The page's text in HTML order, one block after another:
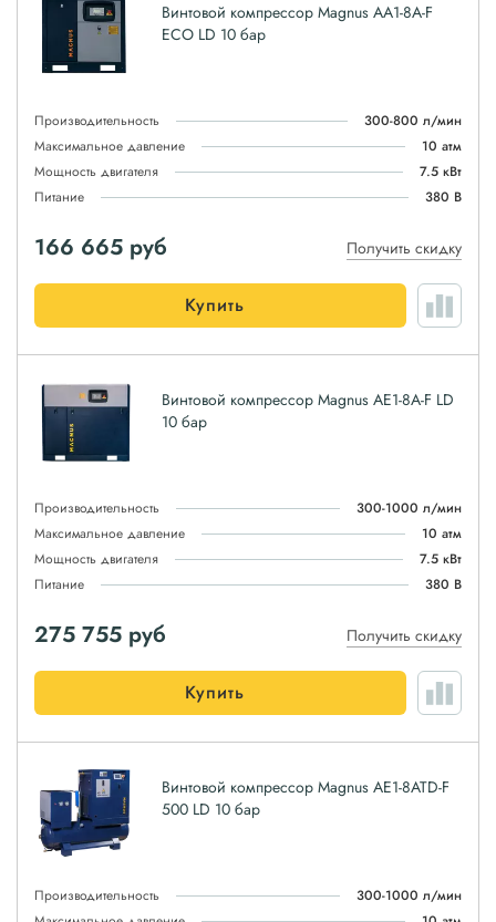
Винтовой компрессор Magnus АА1-8A-F
ЕСО LD 10 бар
Производительность
300-800 л/мин
Максимальное давление
10 атм
Мощность двигателя
7.5 кВт
Питание
380 В
166 665 руб Получить скидку
Купить
Винтовой компрессор Magnus АЕ1-8A-F LD
10 бар
Производительность
300-1000 л/мин
Максимальное давление
10 атм
Мощность двигателя
7.5 кВт
Питание
380 В
275 755 руб Получить скидку
Купить
Винтовой компрессор Magnus АЕ1-8ATD-F
500 LD 10 бар
Производительность
300-1000 л/мин